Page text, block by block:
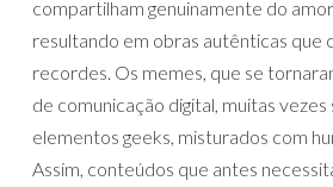
compartilham genuinamente do
resultando em obras autênticas que
recordes. Os memes, que se
de comunicação digital, muitas vezes
elementos geeks, misturados com
Assim, conteúdos que antes